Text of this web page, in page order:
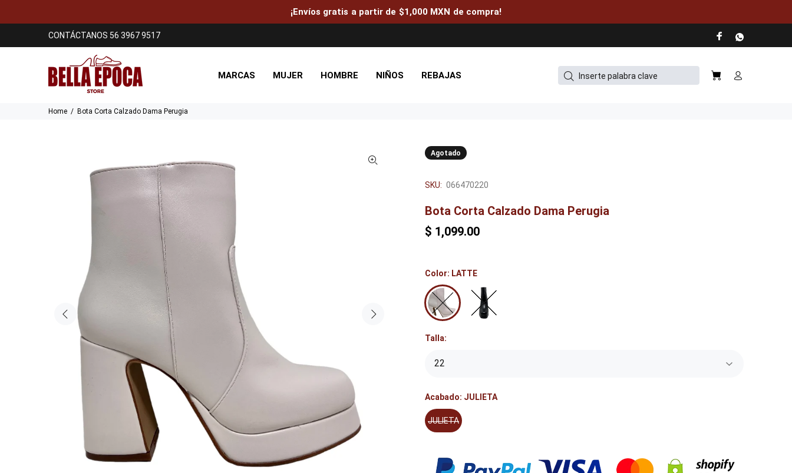
¡Envíos gratis a partir de $1,000 MXN de compra!
CONTÁCTANOS 56 3967 9517
MARCAS MUJER HOMBRE NIÑOS REBAJAS
Home Bota Corta Calzado Dama Perugia
Agotado
SKU: 066470220
Bota Corta Calzado Dama Perugia
$ 1,099.00
Color: LATTE
Talla:
Acabado: JULIETA
JULIETA